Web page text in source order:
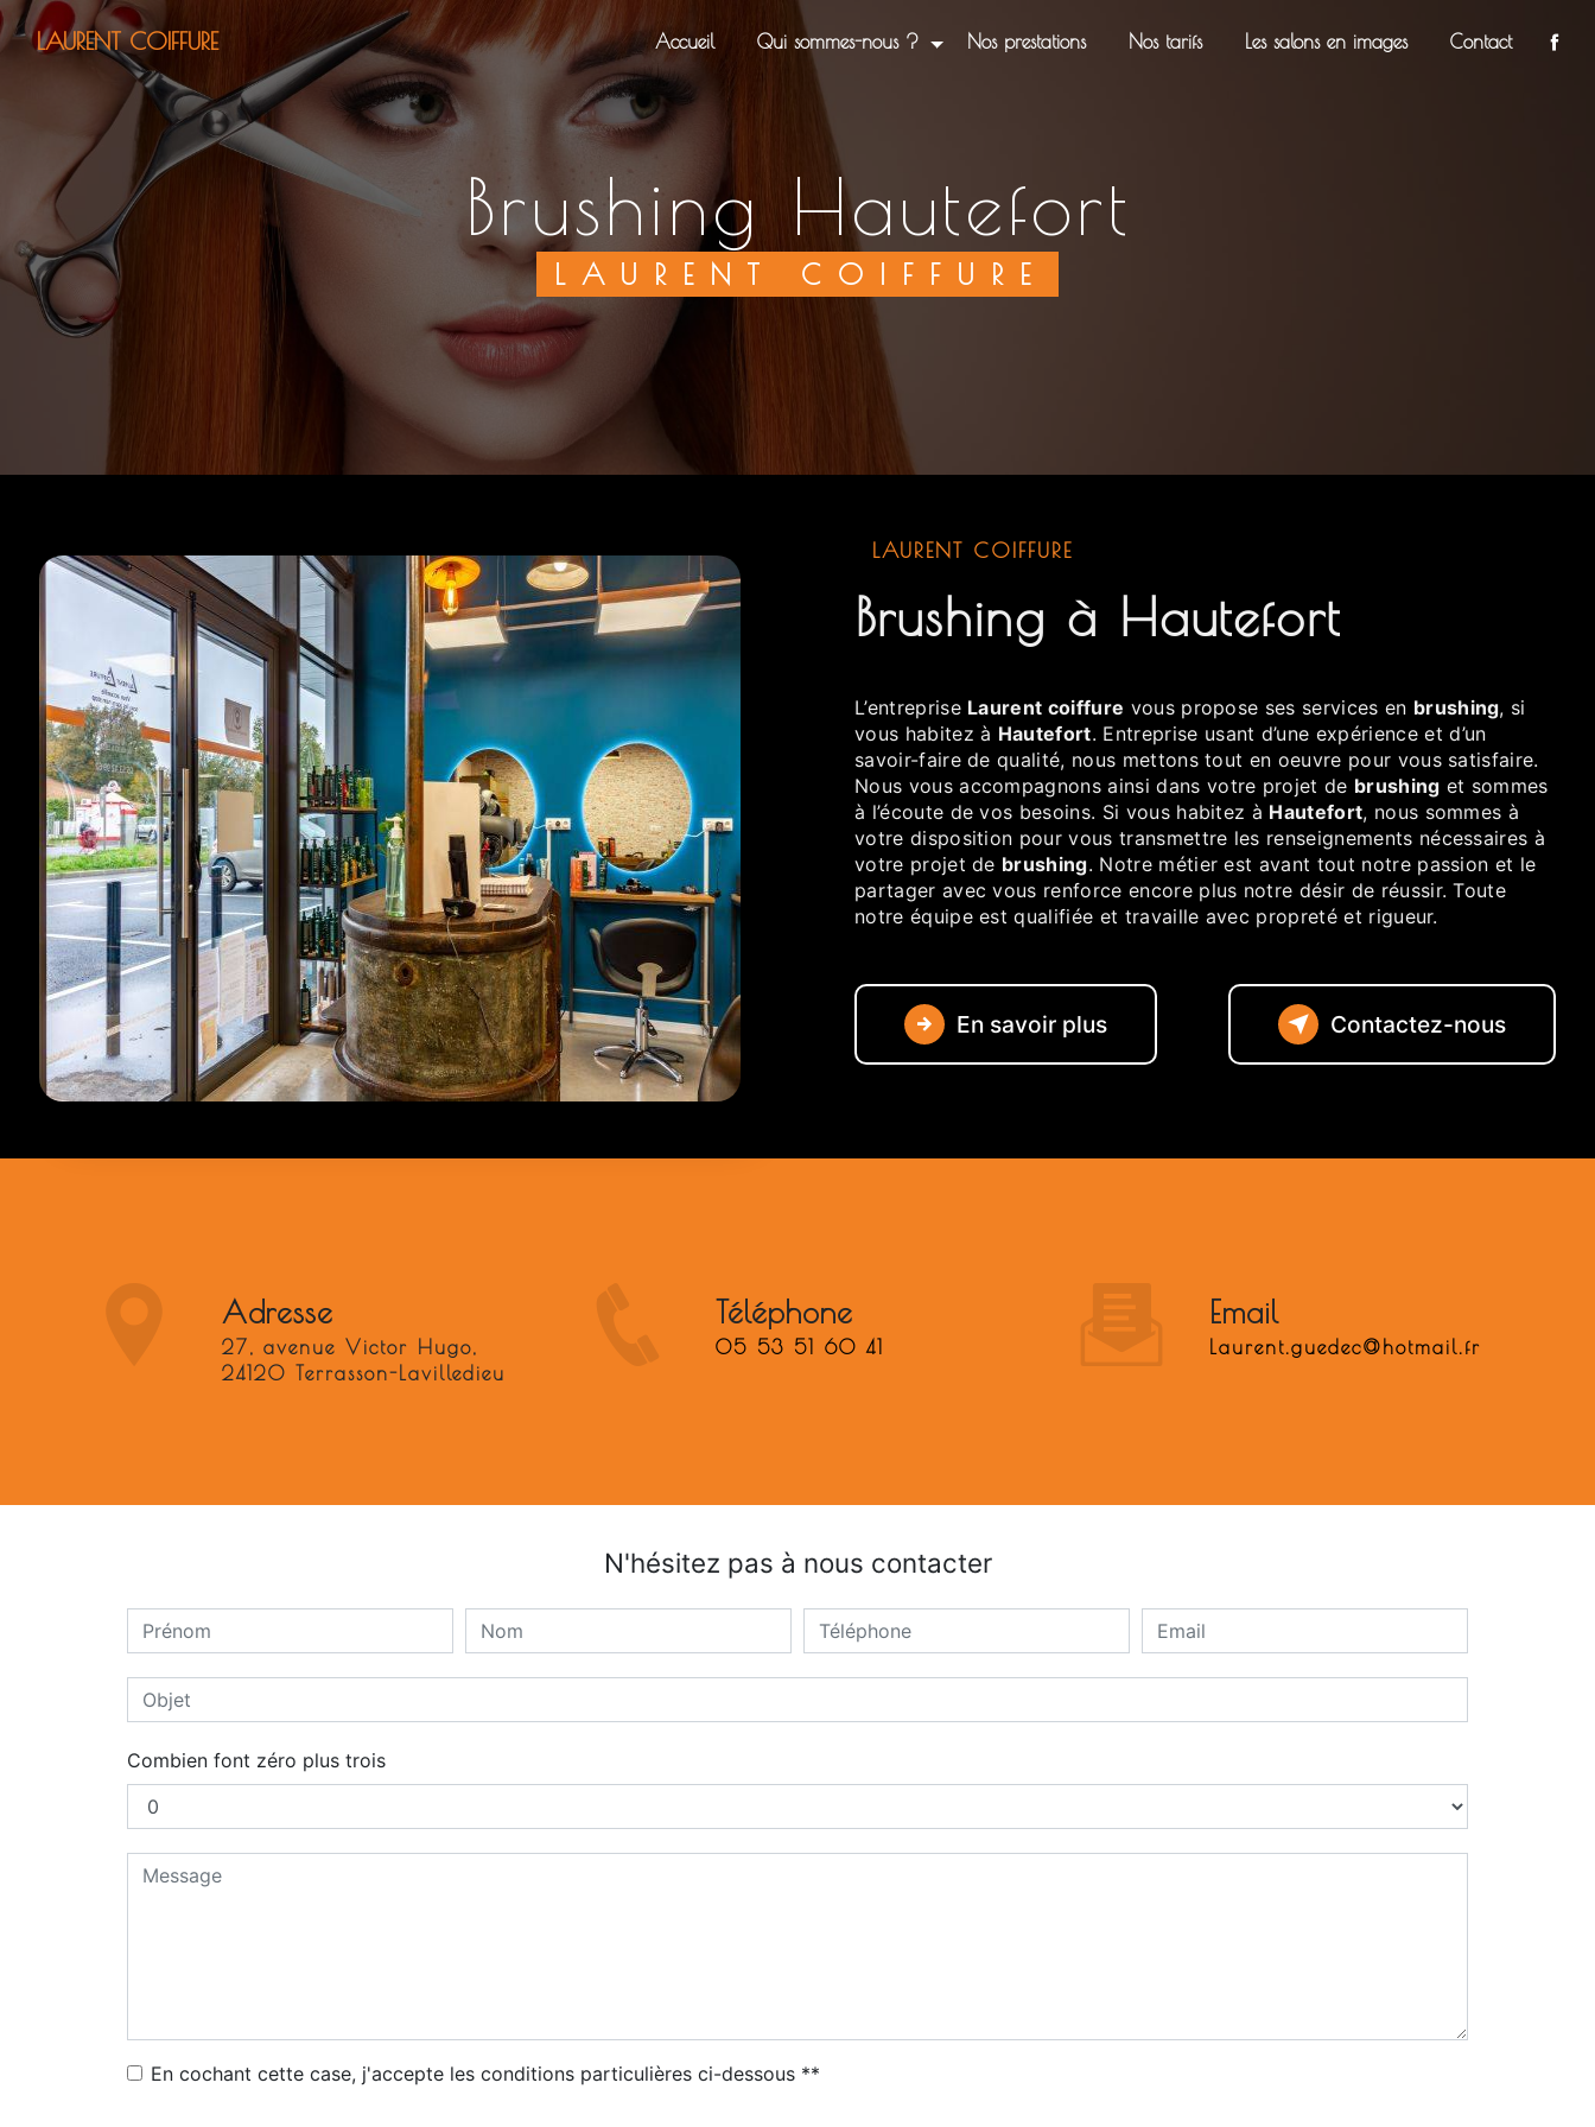
LAURENT COIFFURE Accueil Qui sommes-nous ? Nos prestations Nos tarifs Les salons en images Contact
brushing Hautefort
LAURENT COIFFURE
LAURENT COIFFURE
brushing à Hautefort
L’entreprise Laurent coiffure vous propose ses services en brushing, si
vous habitez à Hautefort. Entreprise usant d’une expérience et d’un
savoir-faire de qualité, nous mettons tout en oeuvre pour vous satisfaire.
Nous vous accompagnons ainsi dans votre projet de brushing et sommes
à l’écoute de vos besoins. Si vous habitez à Hautefort, nous sommes à
votre disposition pour vous transmettre les renseignements nécessaires à
votre projet de brushing. Notre métier est avant tout notre passion et le
partager avec vous renforce encore plus notre désir de réussir. Toute
notre équipe est qualifiée et travaille avec propreté et rigueur.
En savoir plus Contactez-nous
Adresse
27, avenue Victor Hugo,
24120 Terrasson-Lavilledieu
Téléphone
05 53 51 60 41
Email
laurent.guedec@hotmail.fr
N'hésitez pas à nous contacter
Combien font zéro plus trois
En cochant cette case, j'accepte les conditions particulières ci-dessous **
Panneau de gestion des cookies